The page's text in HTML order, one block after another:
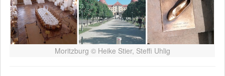
Moritzburg © Heike Stier, Steffi Uhlig